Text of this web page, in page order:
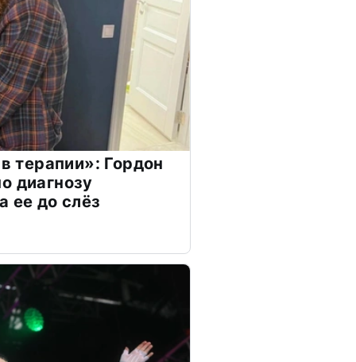
терапии»: Гордон
диагнозу
ее до слёз